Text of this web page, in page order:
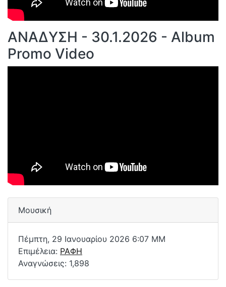
ΑΝΑΔΥΣΗ - 30.1.2026 - Album
Promo Video
Μουσική
Πέμπτη, 29 Ιανουαρίου 2026 6:07 ΜΜ
Επιμέλεια: ΡΑΦΗ
Αναγνώσεις: 1,898